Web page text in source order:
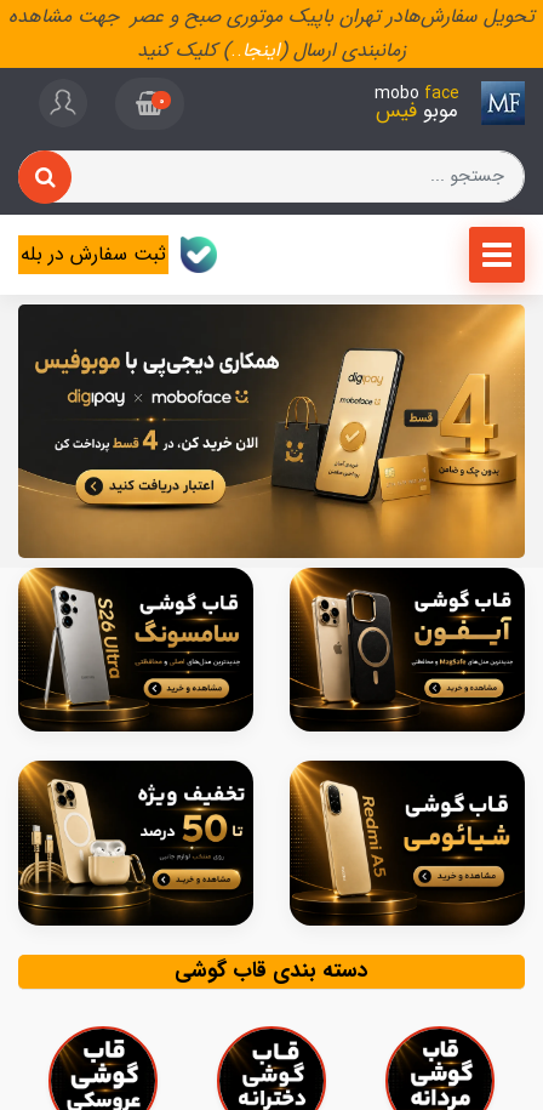
تحویل سفارش‌هادر تهران باپیک موتوری صبح و عصر جهت مشاهده
زمانبندی ارسال (اینجا..) کلیک کنید
mobo face
موبو فیس 0
ثبت سفارش در بله
دسته بندی قاب گوشی